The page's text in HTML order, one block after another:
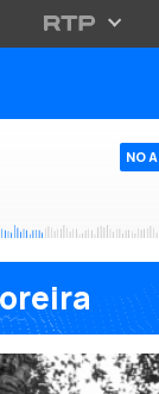
NO